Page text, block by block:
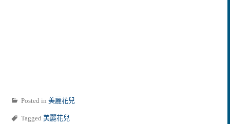
Posted in 美麗花兒
Tagged 美麗花兒